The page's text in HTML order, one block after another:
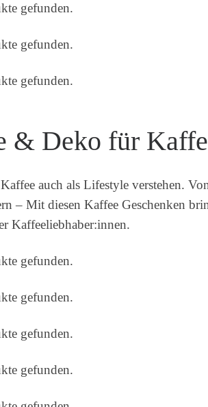
gefunden.
gefunden.
gefunden.
& Deko für
auch als Lifestyle verstehen.
– Mit diesen Kaffee Geschenken
Kaffeeliebhaber:innen.
gefunden.
gefunden.
gefunden.
gefunden.